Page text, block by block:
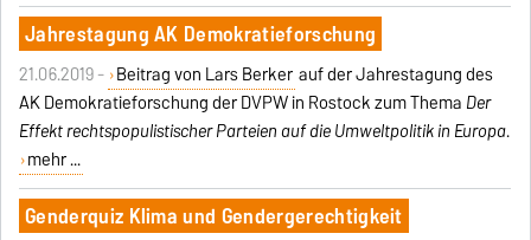
Jahrestagung AK Demokratieforschung
21.06.2019 - Beitrag von Lars Berker auf der Jahrestagung des
AK Demokratieforschung der DVPW in Rostock zum Thema Der
Effekt rechtspopulistischer Parteien auf die Umweltpolitik in Europa.
mehr ...
Genderquiz Klima und Gendergerechtigkeit